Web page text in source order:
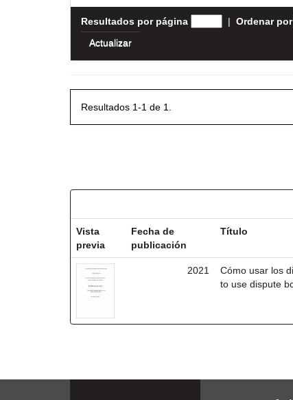
Resultados por página | Ordenar por
Resultados 1-1 de 1.
Vista
previa
Fecha de
publicación
Título
2021
Cómo usar los
to use dispute